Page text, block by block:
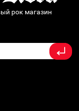
рок магазин